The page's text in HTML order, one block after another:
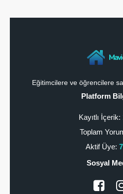
Mavi
Eğitimcilere ve öğrencilere
Platform
Kayıtlı İçerik:
Toplam
Aktif Üye:
Sosyal